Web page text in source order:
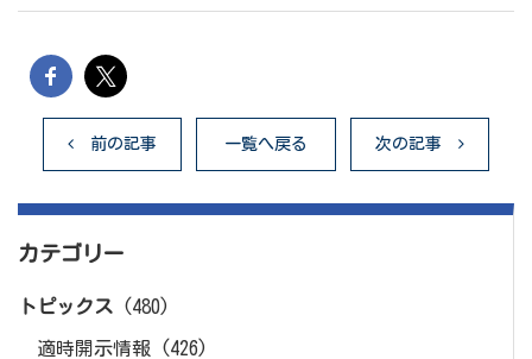
前の記事 一覧へ戻る 次の記事
カテゴリー
トピックス (480)
適時開示情報 (426)